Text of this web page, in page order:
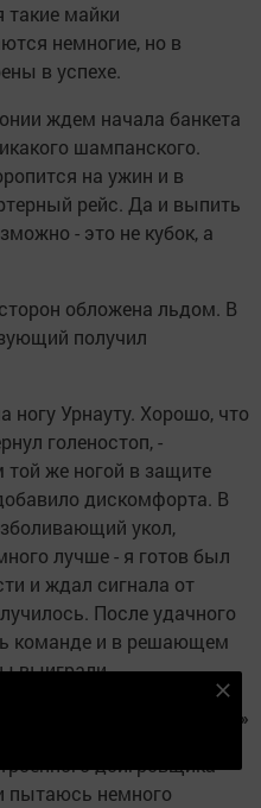
такие майки
немногие, но в
в успехе.
ждем начала банкета
шампанского.
на ужин и в
рейс. Да и выпить
- это не кубок, а
обложена льдом. В
получил
ногу Урнауту. Хорошо, что
голеностоп, -
той же ногой в защите
дискомфорта. В
укол,
лучше - я готов был
и ждал сигнала от
После удачного
команде и в решающем
выиграли.
МЫ УПУСТИЛИ «ЗОЛОТО»
доигровщика
пытаюсь немного